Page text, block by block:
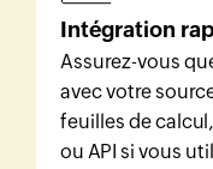
Intégration
Assurez-vous
avec votre
feuilles de
ou API si vous